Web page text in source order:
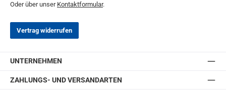
Oder über unser Kontaktformular.
Vertrag widerrufen
UNTERNEHMEN
ZAHLUNGS- UND VERSANDARTEN